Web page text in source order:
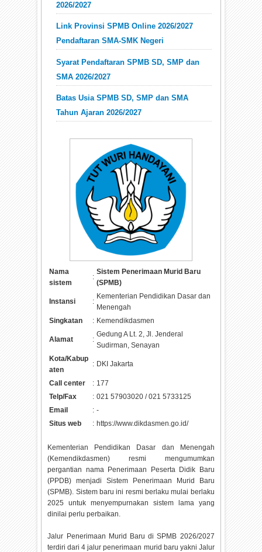
2026/2027
Link Provinsi SPMB Online 2026/2027
Pendaftaran SMA-SMK Negeri
Syarat Pendaftaran SPMB SD, SMP dan
SMA 2026/2027
Batas Usia SPMB SD, SMP dan SMA
Tahun Ajaran 2026/2027
Nama
sistem
:
Sistem Penerimaan Murid Baru
(SPMB)
Instansi :
Kementerian Pendidikan Dasar dan
Menengah
Singkatan
: Kemendikdasmen
Alamat :
Gedung A Lt. 2, Jl. Jenderal
Sudirman, Senayan
Kota/Kabup
aten
: DKI Jakarta
Call center : 177
Telp/Fax
: 021 57903020 / 021 5733125
Email
: -
Situs web
: https://www.dikdasmen.go.id/
Kementerian Pendidikan Dasar dan Menengah
(Kemendikdasmen) resmi mengumumkan
pergantian nama Penerimaan Peserta Didik Baru
(PPDB) menjadi Sistem Penerimaan Murid Baru
(SPMB). Sistem baru ini resmi berlaku mulai berlaku
2025 untuk menyempurnakan sistem lama yang
dinilai perlu perbaikan.
Jalur Penerimaan Murid Baru di SPMB 2026/2027
terdiri dari 4 jalur penerimaan murid baru yakni Jalur